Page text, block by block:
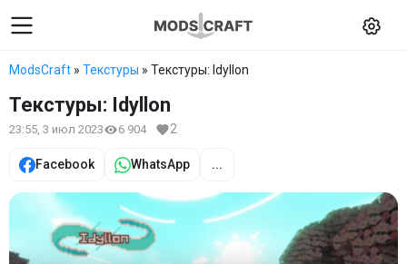
ModsCraft » Текстуры » Текстуры: Idyllon
Текстуры: Idyllon
23:55, 3 июл 2023 6 904 2
Facebook WhatsApp ...